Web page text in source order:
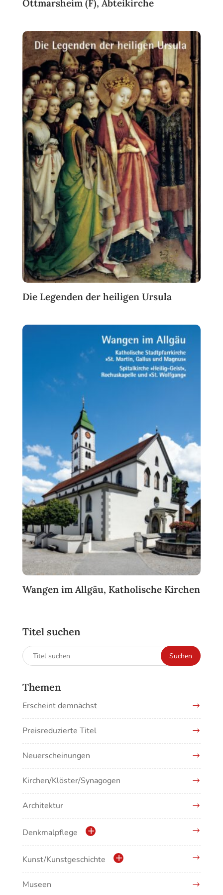
Ottmarsheim (F), Abteikirche
Die Legenden der heiligen Ursula
Wangen im Allgäu, Katholische Kirchen
Titel suchen
Suchen
nach:
Suchen
Themen
Erscheint demnächst
Preisreduzierte Titel
Neuerscheinungen
Kirchen/Klöster/Synagogen
Architektur
Denkmalpflege
Kulturdenkmale in Baden-Württemberg
Kunst/Kunstgeschichte
Antike/Mittelalter
Museen